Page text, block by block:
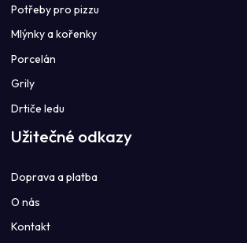
Potřeby pro pizzu
Mlýnky a kořenky
Porcelán
Grily
Drtiče ledu
Užitečné odkazy
Doprava a platba
O nás
Kontakt